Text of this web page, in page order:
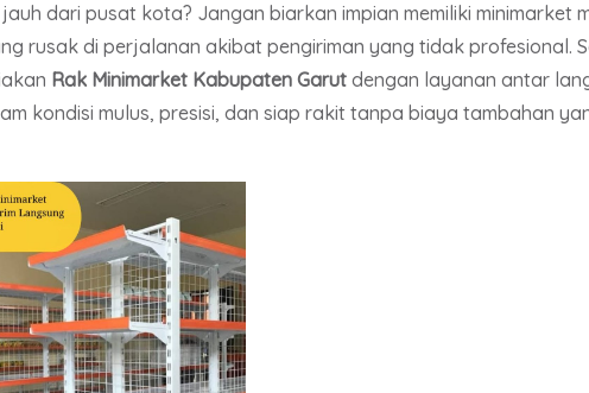
dari pusat kota? Jangan biarkan impian memiliki minimarket
rusak di perjalanan akibat pengiriman yang tidak profesional.
Rak Minimarket Kabupaten Garutdengan layanan antar
kondisi mulus, presisi, dan siap rakit tanpa biaya tambahan